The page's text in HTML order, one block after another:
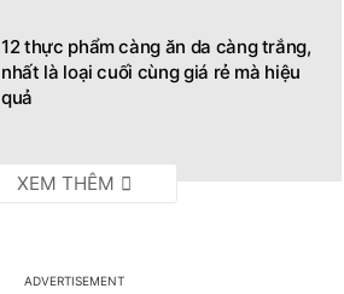
12 thực phẩm càng ăn da càng trắng,
nhất là loại cuối cùng giá rẻ mà hiệu
quả